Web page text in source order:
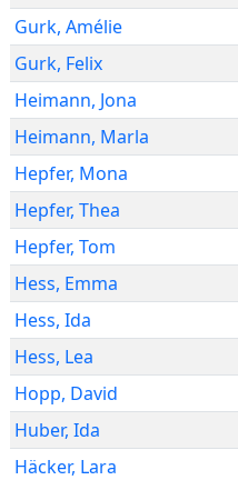
Gurk, Amélie
Gurk, Felix
Heimann, Jona
Heimann, Marla
Hepfer, Mona
Hepfer, Thea
Hepfer, Tom
Hess, Emma
Hess, Ida
Hess, Lea
Hopp, David
Huber, Ida
Häcker, Lara